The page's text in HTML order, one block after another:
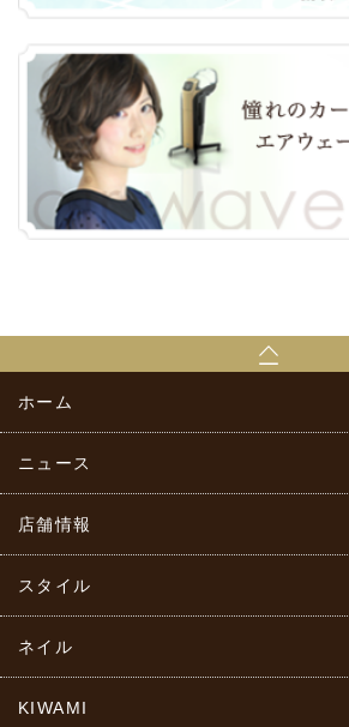
ホーム
ニュース
店舗情報
スタイル
ネイル
KIWAMI